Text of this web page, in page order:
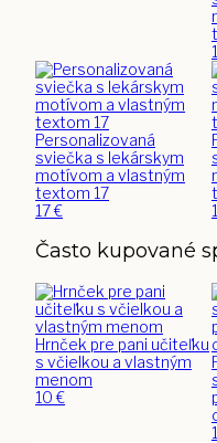
Personalizovaná
sviečka s lekárskym
motívom a vlastným
textom 17
17€
Často kupované
Hrnček pre pani učiteľku
s včielkou a vlastným
menom
10€